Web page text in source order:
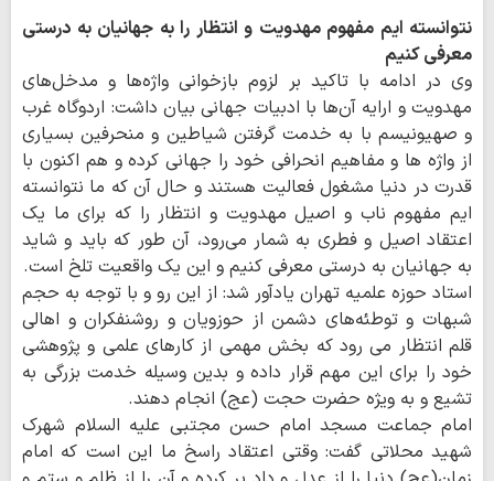
نتوانسته ایم مفهوم مهدویت و انتظار را به جهانیان به درستی
معرفی کنیم
وی در ادامه با تاکید بر لزوم بازخوانی واژه‌ها و مدخل‌های
مهدویت و ارایه آن‌ها با ادبیات جهانی بیان داشت: اردوگاه غرب
و صهیونیسم با به خدمت گرفتن شیاطین و منحرفین بسیاری
از واژه ها و مفاهیم انحرافی خود را جهانی کرده و هم اکنون با
قدرت در دنیا مشغول فعالیت هستند و حال آن که ما نتوانسته
ایم مفهوم ناب و اصیل مهدویت و انتظار را که برای ما یک
اعتقاد اصیل و فطری به شمار می‌رود، آن طور که باید و شاید
به جهانیان به درستی معرفی کنیم و این یک واقعیت تلخ است.
استاد حوزه علمیه تهران یادآور شد: از این رو و با توجه به حجم
شبهات و توطئه‌های دشمن از حوزویان و روشنفکران و اهالی
قلم انتظار می رود که بخش مهمی از کارهای علمی و پژوهشی
خود را برای این مهم قرار داده و بدین وسیله خدمت بزرگی به
تشیع و به ویژه حضرت حجت (عج) انجام دهند.
امام جماعت مسجد امام حسن مجتبی علیه السلام شهرک
شهید محلاتی گفت: وقتی اعتقاد راسخ ما این است که امام